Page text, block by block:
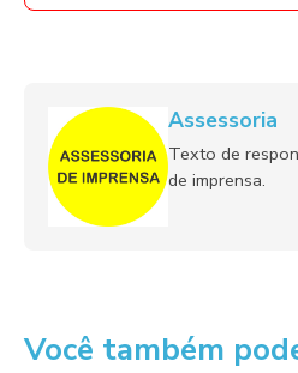
Assessoria
Texto de
de imprensa.
Você também